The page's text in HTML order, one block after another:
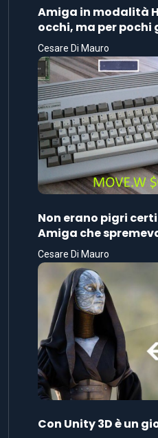
Amiga in modalità
occhi, ma per pochi
Cesare Di Mauro
Non erano pigri
Amiga che
Cesare Di Mauro
Con Unity 3D è un